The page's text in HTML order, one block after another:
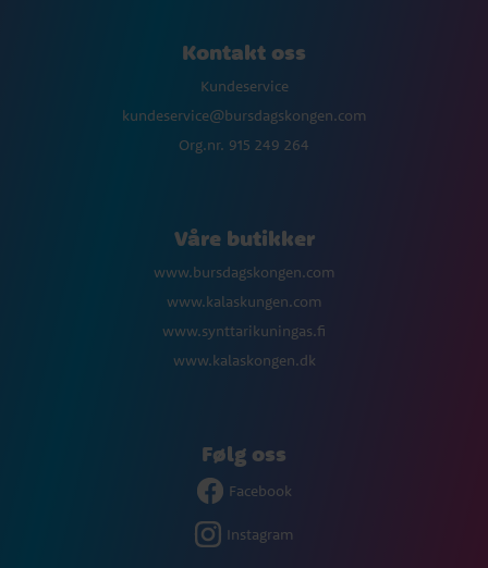
Kontakt oss
Kundeservice
kundeservice@bursdagskongen.com
Org.nr. 915 249 264
Våre butikker
www.bursdagskongen.com
www.kalaskungen.com
www.synttarikuningas.fi
www.kalaskongen.dk
Følg oss
Facebook
Instagram